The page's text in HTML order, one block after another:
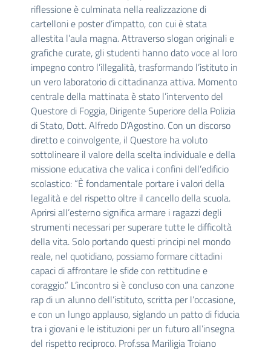
riflessione è culminata nella realizzazione di
cartelloni e poster d’impatto, con cui è stata
allestita l’aula magna. Attraverso slogan originali e
grafiche curate, gli studenti hanno dato voce al loro
impegno contro l’illegalità, trasformando l’istituto in
un vero laboratorio di cittadinanza attiva. Momento
centrale della mattinata è stato l’intervento del
Questore di Foggia, Dirigente Superiore della Polizia
di Stato, Dott. Alfredo D’Agostino. Con un discorso
diretto e coinvolgente, il Questore ha voluto
sottolineare il valore della scelta individuale e della
missione educativa che valica i confini dell’edificio
scolastico: “È fondamentale portare i valori della
legalità e del rispetto oltre il cancello della scuola.
Aprirsi all’esterno significa armare i ragazzi degli
strumenti necessari per superare tutte le difficoltà
della vita. Solo portando questi principi nel mondo
reale, nel quotidiano, possiamo formare cittadini
capaci di affrontare le sfide con rettitudine e
coraggio.” L’incontro si è concluso con una canzone
rap di un alunno dell’istituto, scritta per l’occasione,
e con un lungo applauso, siglando un patto di fiducia
tra i giovani e le istituzioni per un futuro all’insegna
del rispetto reciproco. Prof.ssa Mariligia Troiano